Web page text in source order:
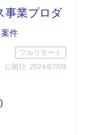
事業プロダ
件
フルリモート
公開日: 2024/07/09